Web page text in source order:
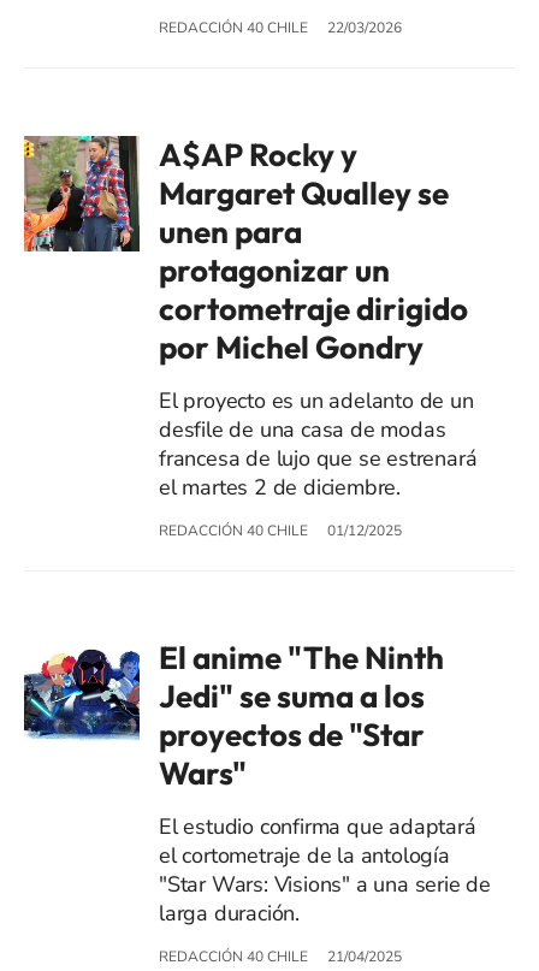
REDACCIÓN 40 CHILE 22/03/2026
A$AP Rocky y
Margaret Qualley se
unen para
protagonizar un
cortometraje dirigido
por Michel Gondry
El proyecto es un adelanto de un
desfile de una casa de modas
francesa de lujo que se estrenará
el martes 2 de diciembre.
REDACCIÓN 40 CHILE 01/12/2025
El anime "The Ninth
Jedi" se suma a los
proyectos de "Star
Wars"
El estudio confirma que adaptará
el cortometraje de la antología
"Star Wars: Visions" a una serie de
larga duración.
REDACCIÓN 40 CHILE 21/04/2025